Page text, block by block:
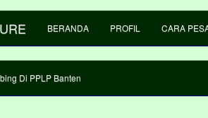
BERANDA PROFIL CARA
Di PPLP Banten